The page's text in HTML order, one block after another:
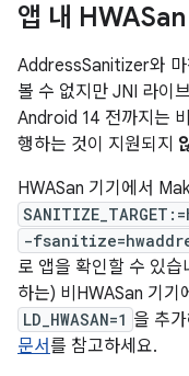
앱 내 HWASan
AddressSanitizer와
볼 수 없지만 JNI 라이
Android 14 전까지는
행하는 것이 지원되지
HWASan 기기에서
-
로 앱을 확인할 수 있
하는) 비HWASan 기
LD_HWASAN=1 을 추
문서를 참고하세요.